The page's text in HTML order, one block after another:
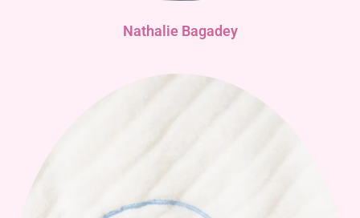
Nathalie Bagadey